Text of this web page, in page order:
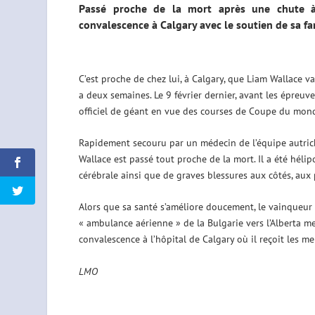
Passé proche de la mort après une chute
convalescence à Calgary avec le soutien de sa
C’est proche de chez lui, à Calgary, que Liam
a deux semaines. Le 9 février dernier, avant les
officiel de géant en vue des courses de Coupe du
Rapidement secouru par un médecin de l’équipe
Wallace est passé tout proche de la mort. Il a été
cérébrale ainsi que de graves blessures aux côtés,
Alors que sa santé s’améliore doucement, le
« ambulance aérienne » de la Bulgarie vers l’Alberta
convalescence à l’hôpital de Calgary où il reçoit les
LMO